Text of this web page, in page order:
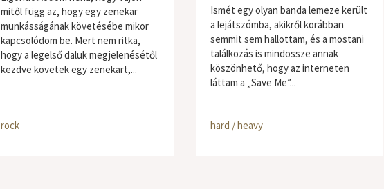
mitől függ az, hogy egy zenekar
munkásságának követésébe mikor
kapcsolódom be. Mert nem ritka,
hogy a legelső daluk megjelenésétől
kezdve követek egy zenekart,...
rock
Ismét egy olyan banda lemeze került
a lejátszómba, akikről korábban
semmit sem hallottam, és a mostani
találkozás is mindössze annak
köszönhető, hogy az interneten
láttam a „Save Me”...
hard / heavy